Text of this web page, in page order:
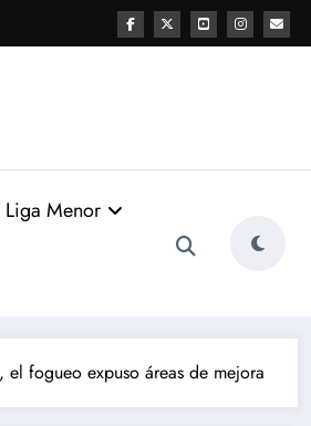
Liga Menor
fogueo expuso áreas de mejora